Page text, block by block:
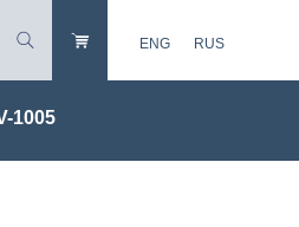
ENG RUS
1005